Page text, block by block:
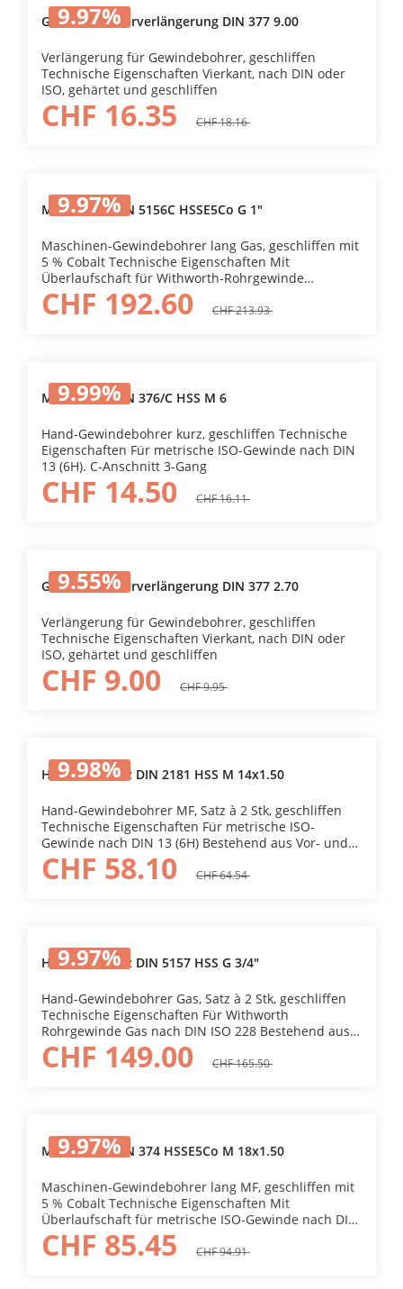
9.97%
Gewindebohrerverlängerung DIN 377 9.00
Verlängerung für Gewindebohrer, geschliffen
Technische Eigenschaften Vierkant, nach DIN oder
ISO, gehärtet und geschliffen
CHF 16.35 CHF 18.16
9.97%
MG-Bohrer DIN 5156C HSSE5Co G 1"
Maschinen-Gewindebohrer lang Gas, geschliffen mit
5 % Cobalt Technische Eigenschaften Mit
Überlaufschaft für Withworth-Rohrgewinde
Gas nach DIN 13 (6H), gerade Nuten. C-Anschnitt 5-
Gang.
CHF 192.60 CHF 213.93
9.99%
MG-Bohrer DIN 376/C HSS M 6
Hand-Gewindebohrer kurz, geschliffen Technische
Eigenschaften Für metrische ISO-Gewinde nach DIN
13 (6H). C-Anschnitt 3-Gang
CHF 14.50 CHF 16.11
9.55%
Gewindebohrerverlängerung DIN 377 2.70
Verlängerung für Gewindebohrer, geschliffen
Technische Eigenschaften Vierkant, nach DIN oder
ISO, gehärtet und geschliffen
CHF 9.00 CHF 9.95
9.98%
HG-Bohrersatz DIN 2181 HSS M 14x1.50
Hand-Gewindebohrer MF, Satz à 2 Stk, geschliffen
Technische Eigenschaften Für metrische ISO-
Gewinde nach DIN 13 (6H) Bestehend aus Vor- und
Fertigschneider.
CHF 58.10 CHF 64.54
9.97%
HG-Bohrersatz DIN 5157 HSS G 3/4"
Hand-Gewindebohrer Gas, Satz à 2 Stk, geschliffen
Technische Eigenschaften Für Withworth
Rohrgewinde Gas nach DIN ISO 228 Bestehend aus
Vor- und Fertigschneider. In Kunststoffkästen.
CHF 149.00 CHF 165.50
9.97%
MG-Bohrer DIN 374 HSSE5Co M 18x1.50
Maschinen-Gewindebohrer lang MF, geschliffen mit
5 % Cobalt Technische Eigenschaften Mit
Überlaufschaft für metrische ISO-Gewinde nach DIN
13 (6H), gerade Nuten. C-Anschnitt 5-Gang.
CHF 85.45 CHF 94.91